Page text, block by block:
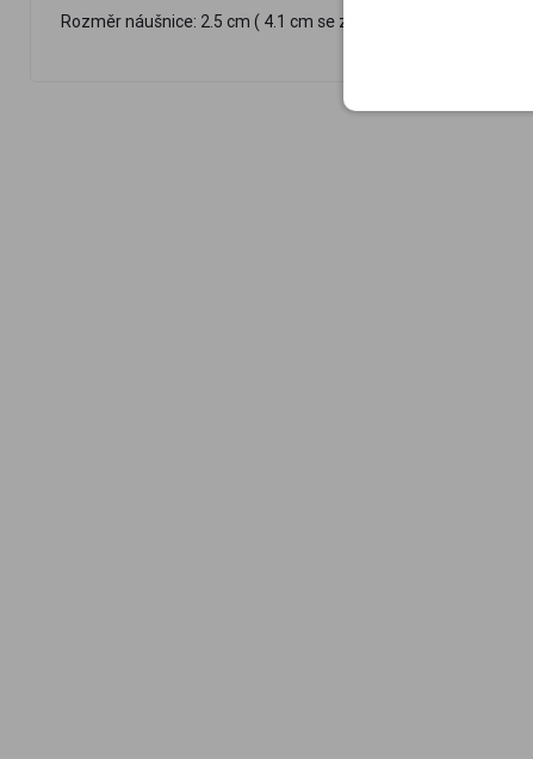
Rozměr náušnice: 2.5 cm ( 4.1 cm se zapínáním ) x 1.0 cm